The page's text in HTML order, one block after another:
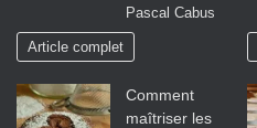
Pascal Cabus
Article complet
Comment
maîtriser les